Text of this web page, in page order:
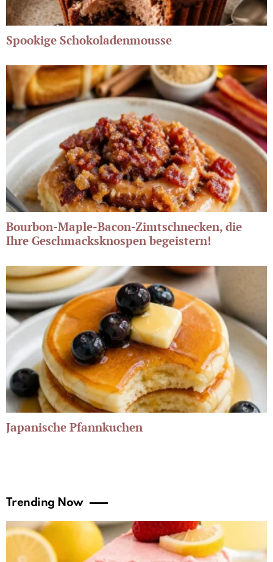
Spookige Schokoladenmousse
Bourbon-Maple-Bacon-Zimtschnecken, die
Ihre Geschmacksknospen begeistern!
Japanische Pfannkuchen
Trending Now